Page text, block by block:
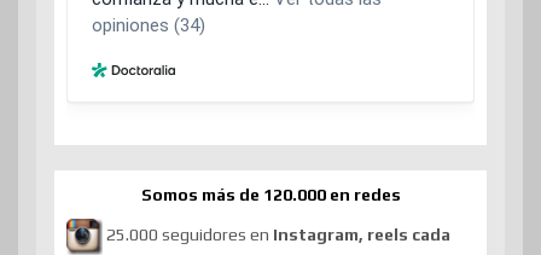
Somos más de 120.000 en redes
25.000 seguidores en Instagram, reels cada